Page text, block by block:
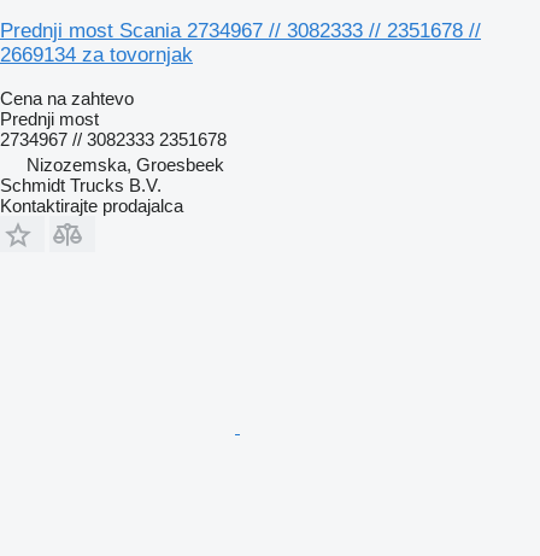
Prednji most Scania 2734967 // 3082333 // 2351678 //
2669134 za tovornjak
Cena na zahtevo
Prednji most
2734967 // 3082333 2351678
Nizozemska, Groesbeek
Schmidt Trucks B.V.
Kontaktirajte prodajalca